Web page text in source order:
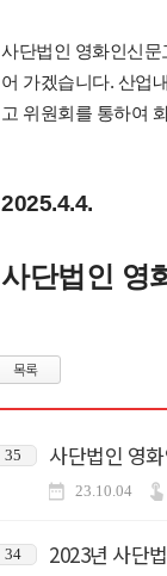
사단법인 영화인신문
어 가겠습니다. 산업
고 위원회를 통하여
2025.4.4.
사단법인 영
목록
35 사단법인 영
23.10.04
34 2023년 사단